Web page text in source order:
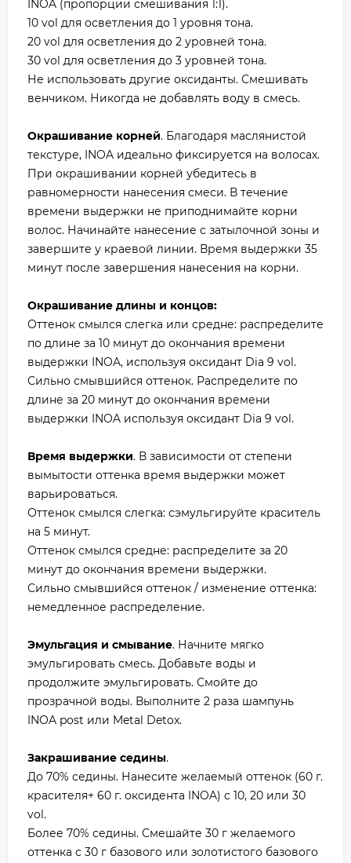
INOA (пропорции смешивания 1:1).
10 vol для осветления до 1 уровня тона.
20 vol для осветления до 2 уровней тона.
30 vol для осветления до 3 уровней тона.
Не использовать другие оксиданты. Смешивать
венчиком. Никогда не добавлять воду в смесь.
Окрашивание корней. Благодаря маслянистой
текстуре, INOA идеально фиксируется на волосах.
При окрашивании корней убедитесь в
равномерности нанесения смеси. В течение
времени выдержки не приподнимайте корни
волос. Начинайте нанесение с затылочной зоны и
завершите у краевой линии. Время выдержки 35
минут после завершения нанесения на корни.
Окрашивание длины и концов:
Оттенок смылся слегка или средне: распределите
по длине за 10 минут до окончания времени
выдержки INOA, используя оксидант Dia 9 vol.
Сильно смывшийся оттенок. Распределите по
длине за 20 минут до окончания времени
выдержки INOA используя оксидант Dia 9 vol.
Время выдержки. В зависимости от степени
вымытости оттенка время выдержки может
варьироваться.
Оттенок смылся слегка: сэмульгируйте краситель
на 5 минут.
Оттенок смылся средне: распределите за 20
минут до окончания времени выдержки.
Сильно смывшийся оттенок / изменение оттенка:
немедленное распределение.
Эмульгация и смывание. Начните мягко
эмульгировать смесь. Добавьте воды и
продолжите эмульгировать. Смойте до
прозрачной воды. Выполните 2 раза шампунь
INOA post или Metal Detox.
Закрашивание седины.
До 70% седины. Нанесите желаемый оттенок (60 г.
красителя+ 60 г. оксидента INOA) c 10, 20 или 30
vol.
Более 70% седины. Смешайте 30 г желаемого
оттенка с 30 г базового или золотистого базового